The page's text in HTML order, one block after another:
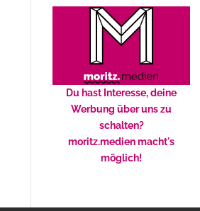
Du hast Interesse, deine
Werbung über uns zu
schalten?
moritz.medien macht's
möglich!